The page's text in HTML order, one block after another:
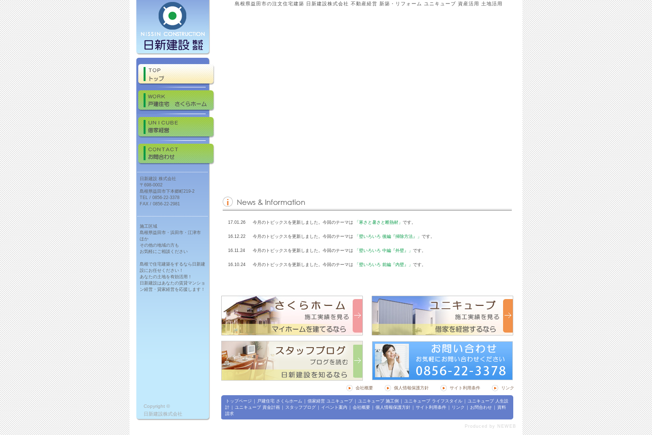
島根県益田市の注文住宅建築 日新建設株式会社 不動産経営 新築・リフォーム ユニキューブ 資産活用 土地活用
日新建設 株式会社
〒698-0002
島根県益田市下本郷町219-2
TEL / 0856-22-3378
FAX / 0856-22-2981
施工区域
島根県益田市・浜田市・江津市
ほか
その他の地域の方も
お気軽にご相談ください
島根で住宅建築をするなら日新建
設にお任せください！
あなたの土地を有効活用！
日新建設はあなたの賃貸マンショ
ン経営・貸家経営を応援します！
17.01.26 今月のトピックスを更新しました。今回のテーマは 「寒さと暑さと断熱材」 です。
16.12.22 今月のトピックスを更新しました。今回のテーマは 「壁いろいろ 後編『掃除方法』」 です。
16.11.24 今月のトピックスを更新しました。今回のテーマは 「壁いろいろ 中編『外壁』」 です。
16.10.24 今月のトピックスを更新しました。今回のテーマは 「壁いろいろ 前編『内壁』」 です。
リンク
サイト利用条件
個人情報保護方針
会社概要
Copyright ©
日新建設株式会社
トップページ 戸建住宅 さくらホーム 借家経営 ユニキューブ ユニキューブ 施工例 ユニキューブ ライフスタイル
ユニキューブ 人生設
計
ユニキューブ 資金計画 スタッフブログ イベント案内 会社概要 個人情報保護方針 サイト利用条件 リンク お問合わせ
資料
請求
Produced by NEWEB